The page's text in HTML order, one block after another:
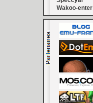
Wakoo-enter